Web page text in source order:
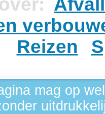
Reizen
mag op